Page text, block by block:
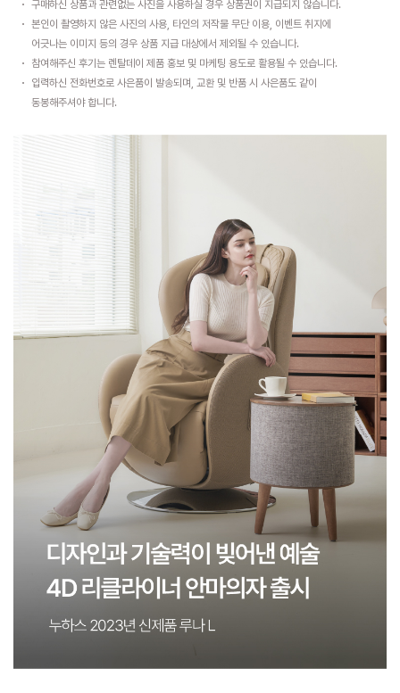
구매하신 상품과 관련없는 사진을 사용하실 경우 상품권이 지급되지 않습니다.
본인이 촬영하지 않은 사진의 사용, 타인의 저작물 무단 이용, 이벤트 취지에
어긋나는 이미지 등의 경우 상품 지급 대상에서 제외될 수 있습니다.
참여해주신 후기는 렌탈데이 제품 홍보 및 마케팅 용도로 활용될 수 있습니다.
입력하신 전화번호로 사은품이 발송되며, 교환 및 반품 시 사은품도 같이
동봉해주셔야 합니다.